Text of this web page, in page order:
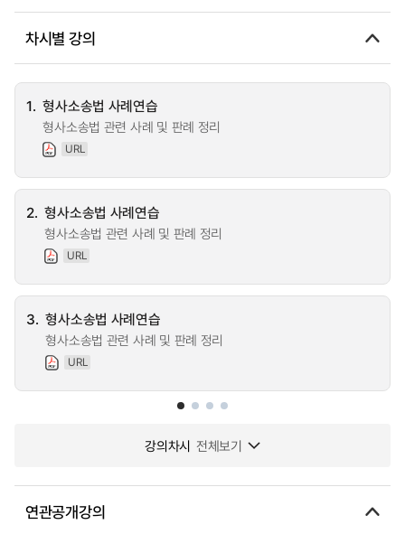
차시별 강의
1. 형사소송법 사례연습
형사소송법 관련 사례 및 판례 정리
URL
2. 형사소송법 사례연습
형사소송법 관련 사례 및 판례 정리
URL
3. 형사소송법 사례연습
형사소송법 관련 사례 및 판례 정리
URL
강의차시 전체보기
연관공개강의